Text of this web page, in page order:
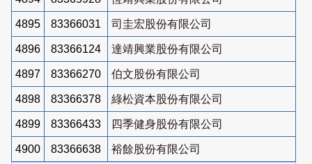
4895 83366031 司圭宏股份有限公司
4896 83366124 達靖興業股份有限公司
4897 83366270 伯文股份有限公司
4898 83366378 綠松資本股份有限公司
4899 83366433 四季健身股份有限公司
4900 83366638
裕餘股份有限公司